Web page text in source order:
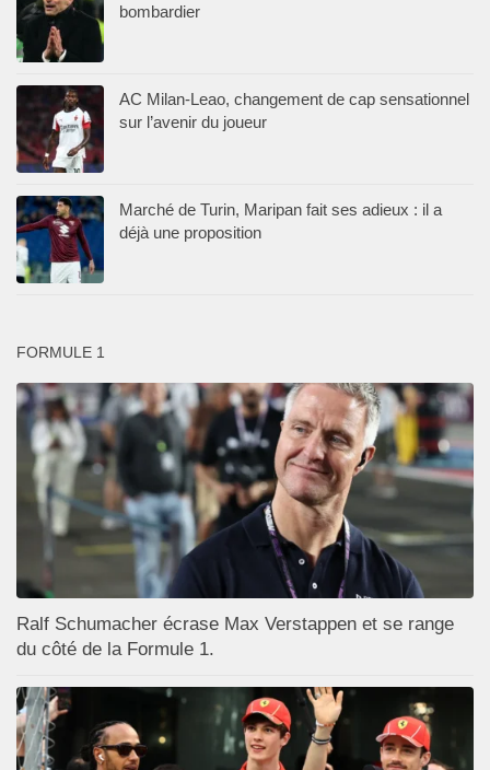
bombardier
AC Milan-Leao, changement de cap sensationnel
sur l’avenir du joueur
Marché de Turin, Maripan fait ses adieux : il a
déjà une proposition
FORMULE 1
Ralf Schumacher écrase Max Verstappen et se range
du côté de la Formule 1.